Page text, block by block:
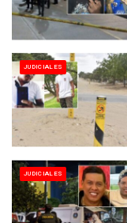
JUDICIALES
JUDICIALES